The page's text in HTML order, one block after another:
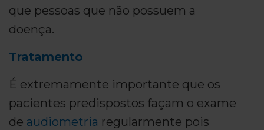
que pessoas que não possuem a
doença.
Tratamento
É extremamente importante que os
pacientes predispostos façam o exame
de audiometria regularmente pois